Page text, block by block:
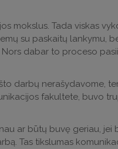
mokslus. Tada viskas
su paskaitų lankymu,
Nors dabar to proceso
darbų nerašydavome,
fakultete, buvo
ar būtų buvę geriau, jei
Tas tikslumas